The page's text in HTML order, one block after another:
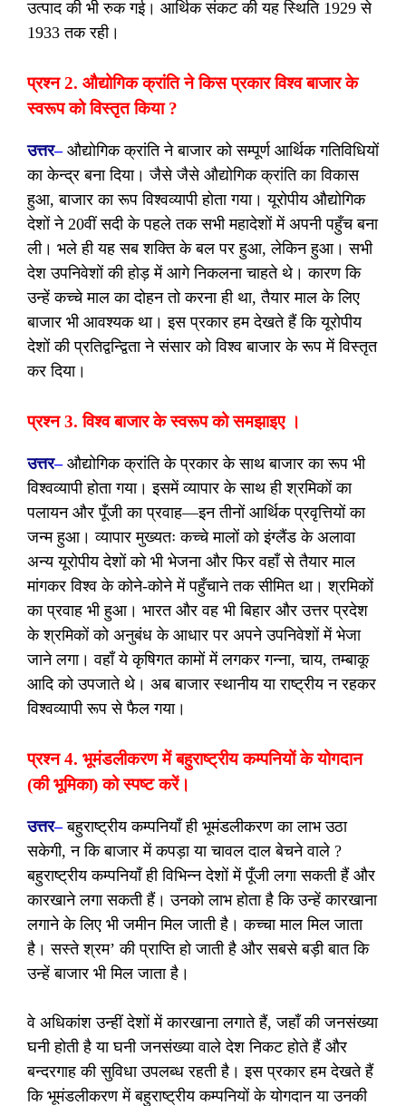
उत्पाद की भी रुक गई। आर्थिक संकट की यह स्थिति 1929 से
1933 तक रही।
प्रश्न 2. औद्योगिक क्रांति ने किस प्रकार विश्व बाजार के
स्वरूप को विस्तृत किया ?
उत्तर– औद्योगिक क्रांति ने बाजार को सम्पूर्ण आर्थिक गतिविधियों
का केन्द्र बना दिया। जैसे जैसे औद्योगिक क्रांति का विकास
हुआ, बाजार का रूप विश्वव्यापी होता गया। यूरोपीय औद्योगिक
देशों ने 20वीं सदी के पहले तक सभी महादेशों में अपनी पहुँच बना
ली। भले ही यह सब शक्ति के बल पर हुआ, लेकिन हुआ। सभी
देश उपनिवेशों की होड़ में आगे निकलना चाहते थे। कारण कि
उन्हें कच्चे माल का दोहन तो करना ही था, तैयार माल के लिए
बाजार भी आवश्यक था। इस प्रकार हम देखते हैं कि यूरोपीय
देशों की प्रतिद्वन्द्विता ने संसार को विश्व बाजार के रूप में विस्तृत
कर दिया।
प्रश्न 3. विश्व बाजार के स्वरूप को समझाइए ।
उत्तर– औद्योगिक क्रांति के प्रकार के साथ बाजार का रूप भी
विश्वव्यापी होता गया। इसमें व्यापार के साथ ही श्रमिकों का
पलायन और पूँजी का प्रवाह—इन तीनों आर्थिक प्रवृत्तियों का
जन्म हुआ। व्यापार मुख्यतः कच्चे मालों को इंग्लैंड के अलावा
अन्य यूरोपीय देशों को भी भेजना और फिर वहाँ से तैयार माल
मांगकर विश्व के कोने-कोने में पहुँचाने तक सीमित था। श्रमिकों
का प्रवाह भी हुआ। भारत और वह भी बिहार और उत्तर प्रदेश
के श्रमिकों को अनुबंध के आधार पर अपने उपनिवेशों में भेजा
जाने लगा। वहाँ ये कृषिगत कामों में लगकर गन्ना, चाय, तम्बाकू
आदि को उपजाते थे। अब बाजार स्थानीय या राष्ट्रीय न रहकर
विश्वव्यापी रूप से फैल गया।
प्रश्न 4. भूमंडलीकरण में बहुराष्ट्रीय कम्पनियों के योगदान
(की भूमिका) को स्पष्ट करें।
उत्तर–बहुराष्ट्रीय कम्पनियाँ ही भूमंडलीकरण का लाभ उठा
सकेगी, न कि बाजार में कपड़ा या चावल दाल बेचने वाले ?
बहुराष्ट्रीय कम्पनियाँ ही विभिन्न देशों में पूँजी लगा सकती हैं और
कारखाने लगा सकती हैं। उनको लाभ होता है कि उन्हें कारखाना
लगाने के लिए भी जमीन मिल जाती है। कच्चा माल मिल जाता
है। सस्ते श्रम’ की प्राप्ति हो जाती है और सबसे बड़ी बात कि
उन्हें बाजार भी मिल जाता है।
वे अधिकांश उन्हीं देशों में कारखाना लगाते हैं, जहाँ की जनसंख्या
घनी होती है या घनी जनसंख्या वाले देश निकट होते हैं और
बन्दरगाह की सुविधा उपलब्ध रहती है। इस प्रकार हम देखते हैं
कि भूमंडलीकरण में बहुराष्ट्रीय कम्पनियों के योगदान या उनकी